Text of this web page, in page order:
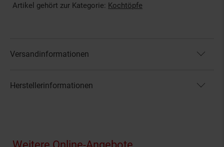
Artikel gehört zur Kategorie: Kochtöpfe
Versandinformationen
Herstellerinformationen